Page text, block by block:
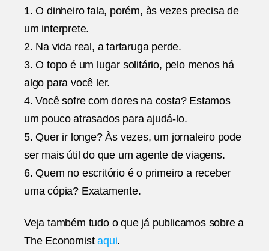
1. O dinheiro fala, porém, às vezes precisa de
um interprete.
2. Na vida real, a tartaruga perde.
3. O topo é um lugar solitário, pelo menos há
algo para você ler.
4. Você sofre com dores na costa? Estamos
um pouco atrasados para ajudá-lo.
5. Quer ir longe? Às vezes, um jornaleiro pode
ser mais útil do que um agente de viagens.
6. Quem no escritório é o primeiro a receber
uma cópia? Exatamente.
Veja também tudo o que já publicamos sobre a
The Economistaqui.